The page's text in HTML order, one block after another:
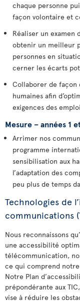
chaque personne
façon volontaire et
Réaliser un examen
obtenir un meilleur
personnes en
cerner les écarts
Collaborer de façon
humaines afin
exigences des
Mesure – années 1
Arrimer nos
programme
sensibilisation aux
l’adaptation des
peu plus de temps
Technologies de
communications
Nous reconnaissons
une accessibilité
télécommunication,
ce qui comprend
Notre Plan
prépondérante aux
vise à réduire les